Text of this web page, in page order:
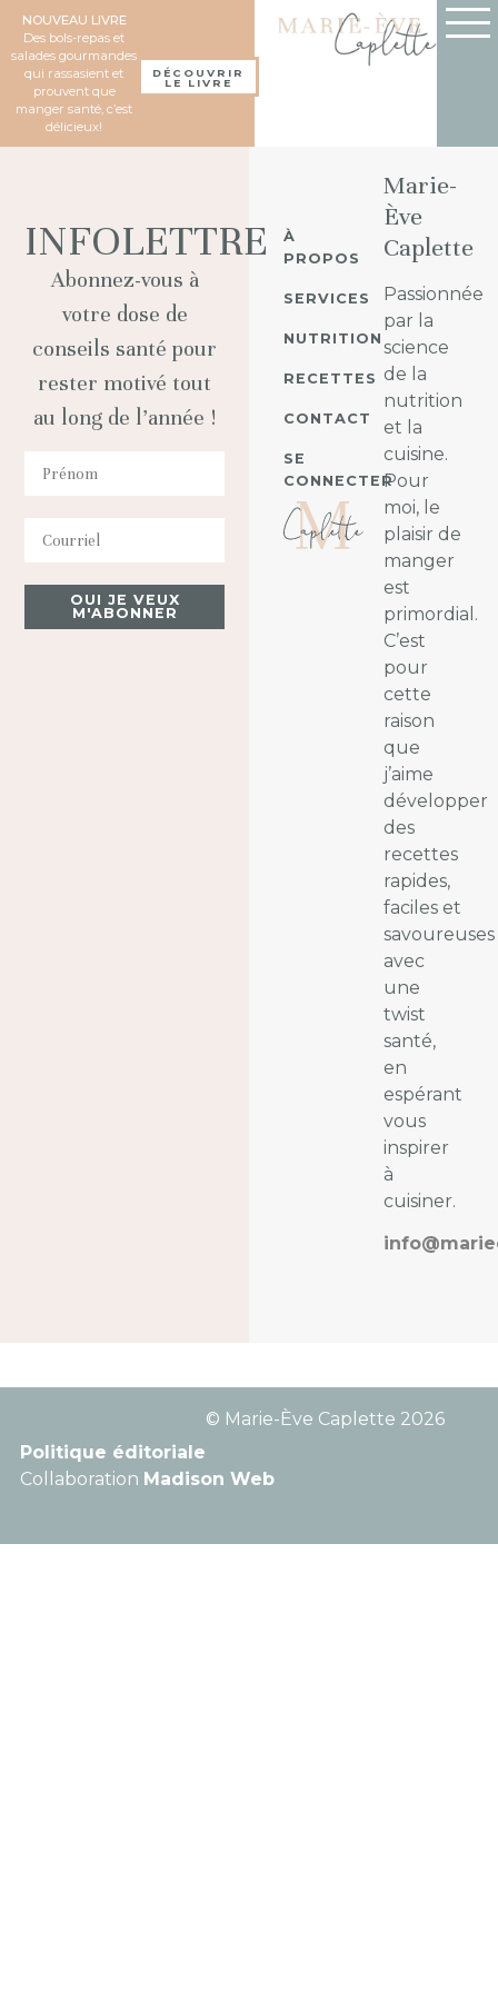
NOUVEAU LIVRE
Des bols-repas et
salades gourmandes
qui rassasient et
prouvent que
manger santé, c’est
délicieux!
DÉCOUVRIR
LE LIVRE
À
PROPOS
SERVICES
NUTRITION
RECETTES
CONTACT
SE
CONNECTER
Marie-
Ève
Caplette
Passionnée
par la
science
de la
nutrition
et la
cuisine.
Pour
moi, le
plaisir de
manger
est
primordial.
C’est
pour
cette
raison
que
j’aime
développer
des
recettes
rapides,
faciles et
savoureuses
avec
une
twist
santé,
en
espérant
vous
inspirer
à
cuisiner.
INFOLETTRE
Abonnez-vous à
votre dose de
conseils santé pour
rester motivé tout
au long de l’année !
OUI JE VEUX
M'ABONNER
© Marie-Ève Caplette 2026
Collaboration Madison Web
Politique éditoriale